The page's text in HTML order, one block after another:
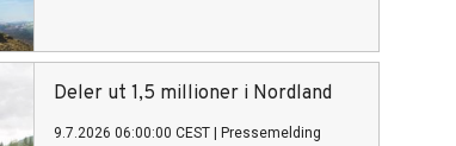
Deler ut 1,5 millioner i Nordland
9.7.2026 06:00:00 CEST Pressemelding